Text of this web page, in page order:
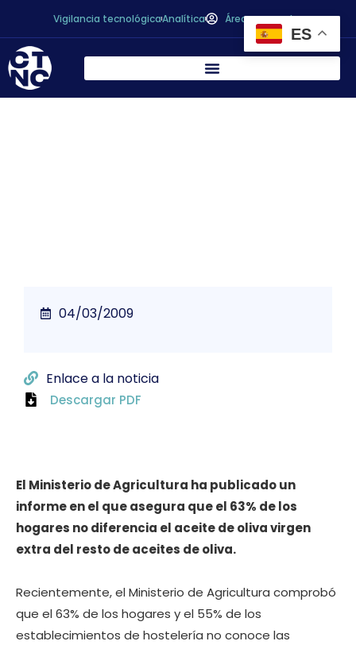
Vigilancia tecnológicaAnalítica Área personal
El Ministerio de Agricultura ha publicado un
informe en el que asegura que el 63% de los
hogares no diferencia el aceite de oliva virgen
extra del resto de aceites de oliva.
Recientemente, el Ministerio de Agricultura comprobó
que el 63% de los hogares y el 55% de los
establecimientos de hostelería no conoce las
04/03/2009
Enlace a la noticia
Descargar PDF
ES